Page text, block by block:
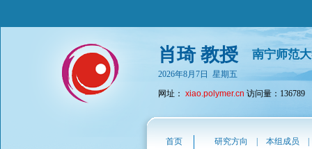
肖琦 教授 南宁师范
2026年8月7日 星期五
网址： xiao.polymer.cn 访问量：136789
首页 研究方向 本组成员